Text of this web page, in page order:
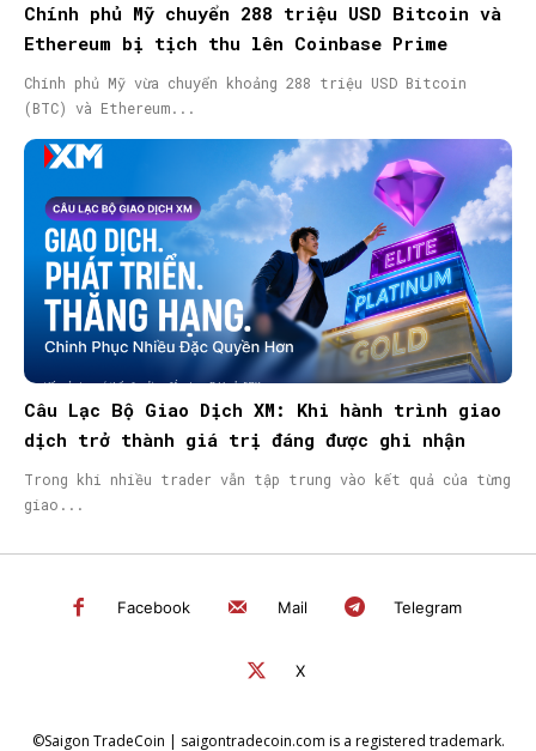
Chính phủ Mỹ chuyển 288 triệu USD Bitcoin và
Ethereum bị tịch thu lên Coinbase Prime
Chính phủ Mỹ vừa chuyển khoảng 288 triệu USD Bitcoin
(BTC) và Ethereum...
Câu Lạc Bộ Giao Dịch XM: Khi hành trình giao
dịch trở thành giá trị đáng được ghi nhận
Trong khi nhiều trader vẫn tập trung vào kết quả của từng
giao...
Facebook Mail Telegram
X
©Saigon TradeCoin | saigontradecoin.com is a registered trademark.